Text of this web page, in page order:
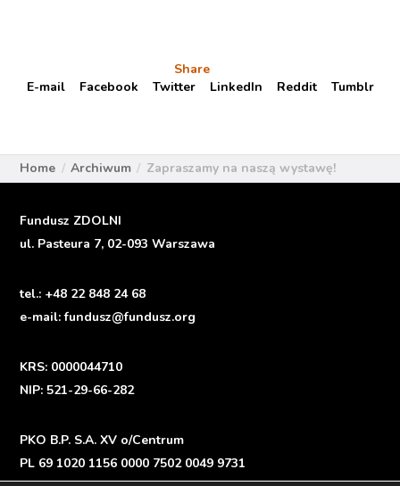
Share
E-mail
Facebook Twitter LinkedIn Reddit Tumblr
Home Archiwum Zapraszamy na naszą wystawę!
Fundusz ZDOLNI
ul. Pasteura 7, 02-093 Warszawa
tel.: +48 22 848 24 68
e-mail:fundusz@fundusz.org
KRS: 0000044710
NIP: 521-29-66-282
PKO B.P. S.A. XV o/Centrum
PL 69 1020 1156 0000 7502 0049 9731